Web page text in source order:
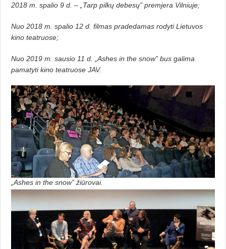
2018 m. spalio 9 d. – „Tarp pilkų debesų” premjera Vilniuje;
Nuo 2018 m. spalio 12 d. filmas pradedamas rodyti Lietuvos
kino teatruose;
Nuo 2019 m. sausio 11 d. „Ashes in the snow” bus galima
pamatyti kino teatruose JAV.
„Ashes in the snow” žiūrovai.